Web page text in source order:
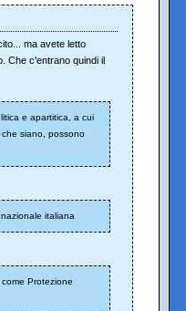
ma avete letto
Che c'entrano quindi il
e apartitica, a cui
siano, possono
italiana
Protezione